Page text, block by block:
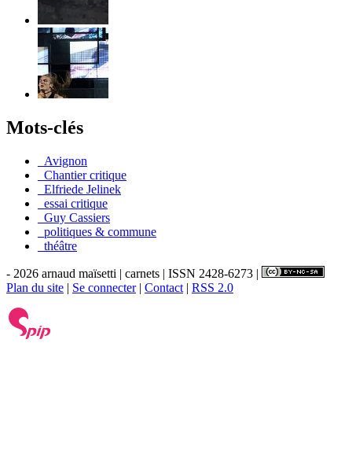
Mots-clés
_Avignon
_Chantier critique
_Elfriede Jelinek
_essai critique
_Guy Cassiers
_politiques & commune
_théâtre
- 2026 arnaud maïsetti | carnets | ISSN 2428-6273 |
Plan du site | Se connecter| Contact | RSS 2.0